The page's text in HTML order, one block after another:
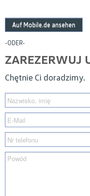
Auf Mobile.de ansehen
-ODER-
ZAREZERWUJ
Chętnie Ci doradzimy.